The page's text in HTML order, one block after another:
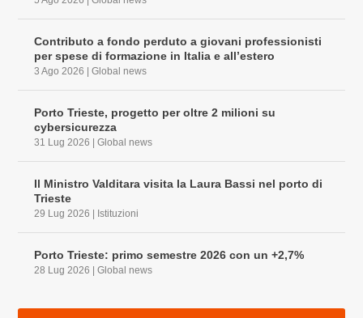
Contributo a fondo perduto a giovani professionisti
per spese di formazione in Italia e all’estero
3 Ago 2026 |Global news
Porto Trieste, progetto per oltre 2 milioni su
cybersicurezza
31 Lug 2026 |Global news
Il Ministro Valditara visita la Laura Bassi nel porto di
Trieste
29 Lug 2026 | Istituzioni
Porto Trieste: primo semestre 2026 con un +2,7%
28 Lug 2026 |Global news